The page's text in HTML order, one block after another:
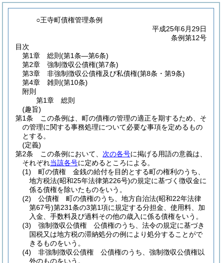
○王寺町債権管理条例
平成25年6月29日
条例第12号
目次
第1章
総則 (第1条―第6条)
第2章
強制徴収公債権(第7条)
第3章
非強制徴収公債権及び私債権(第8条・第9条)
第4章
雑則 (第10条)
附則
第1章
総則
(趣旨)
第1条
この条例は、町の債権の管理の適正を期するため、そ
の管理に関する事務処理について必要な事項を定めるもの
とする。
(定義)
第2条
この条例において、 次の各号に掲げる用語の意義は、
それぞれ当該各号に定めるところによる。
(1)
町の債権 金銭の給付を目的とする町の権利のうち、
地方税法(昭和25年法律第226号)の規定に基づく徴収金に
係る債権を除いたものをいう。
(2)
公債権 町の債権のうち、地方自治法(昭和22年法律
第67号)第231条の3第1項に規定する分担金、使用料、加
入金、手数料及び過料その他の歳入に係る債権をいう。
(3)
強制徴収公債権 公債権のうち、法令の規定に基づき
国税又は地方税の滞納処分の例により処分することがで
きるものをいう。
(4)
非強制徴収公債権 公債権のうち、強制徴収公債権以
外のものをいう。